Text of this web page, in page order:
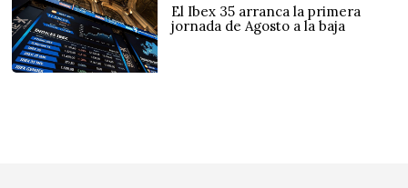
El Ibex 35 arranca la primera
jornada de Agosto a la baja